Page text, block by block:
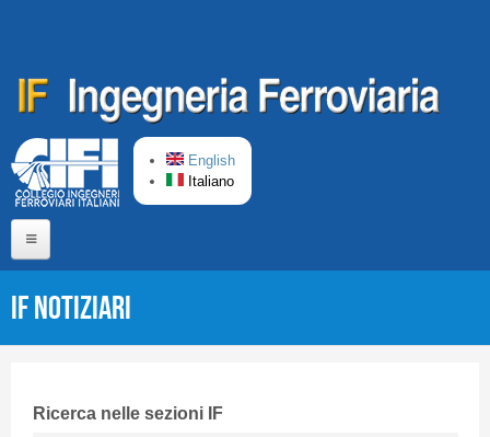
English
Italiano
CIFI in breve
IF Notiziari
Ricerca nelle sezioni IF